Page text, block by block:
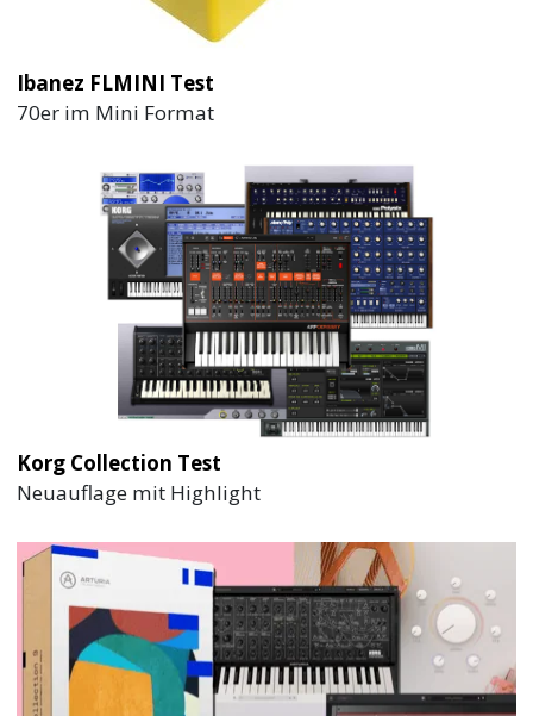
Ibanez FLMINI Test
70er im Mini Format
Korg Collection Test
Neuauflage mit Highlight